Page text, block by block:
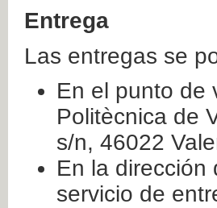
Entrega
Las entregas se
En el punto de
Politècnica de
s/n, 46022
En la dirección
servicio de